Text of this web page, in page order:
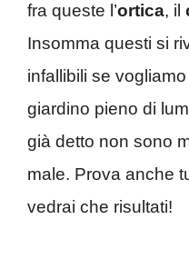
fra queste l’ortica, il
Insomma questi si
infallibili se
giardino pieno di
già detto non sono
male. Prova anche
vedrai che risultati!